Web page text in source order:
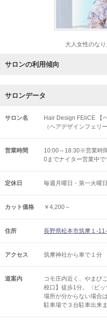
大人女性のな
サロンの利用傾向
サロンデータ
サロン名
Hair Design FEliCE 【
（ヘアデザインフェリ
営業時間
10:00～18:30※営業時
0までナイター営業中で
定休日 毎週月曜日・第一火曜
カット価格 ￥4,200～
住所 長野県松本市筑摩１-
アクセス 筑摩神社から車で１分
道案内
コモ庄内近く、やまび
校口】徒歩1分。〈ピッ
場所が分からない場合
駐車場で３台駐車出来ま